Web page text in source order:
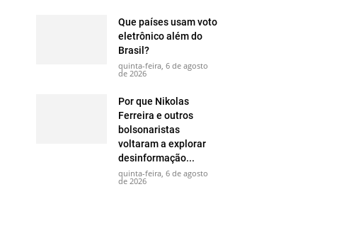
Que países usam voto
eletrônico além do
Brasil?
quinta-feira, 6 de agosto
de 2026
Por que Nikolas
Ferreira e outros
bolsonaristas
voltaram a explorar
desinformação...
quinta-feira, 6 de agosto
de 2026